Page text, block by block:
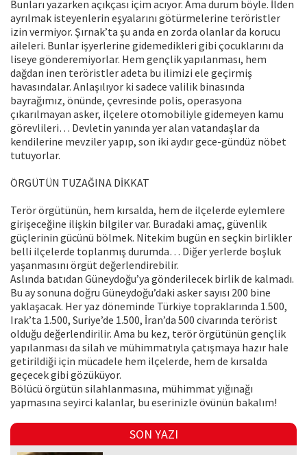
Bunları yazarken açıkçası içim acıyor. Ama durum böyle. İlden
ayrılmak isteyenlerin eşyalarını götürmelerine teröristler
izin vermiyor. Şırnak’ta şu anda en zorda olanlar da korucu
aileleri. Bunlar işyerlerine gidemedikleri gibi çocuklarını da
liseye gönderemiyorlar. Hem gençlik yapılanması, hem
dağdan inen teröristler adeta bu ilimizi ele geçirmiş
havasındalar. Anlaşılıyor ki sadece valilik binasında
bayrağımız, önünde, çevresinde polis, operasyona
çıkarılmayan asker, ilçelere otomobiliyle gidemeyen kamu
görevlileri… Devletin yanında yer alan vatandaşlar da
kendilerine mevziler yapıp, son iki aydır gece-gündüz nöbet
tutuyorlar.
ÖRGÜTÜN TUZAĞINA DİKKAT
Terör örgütünün, hem kırsalda, hem de ilçelerde eylemlere
girişeceğine ilişkin bilgiler var. Buradaki amaç, güvenlik
güçlerinin gücünü bölmek. Nitekim bugün en seçkin birlikler
belli ilçelerde toplanmış durumda… Diğer yerlerde boşluk
yaşanmasını örgüt değerlendirebilir.
Aslında batıdan Güneydoğu’ya gönderilecek birlik de kalmadı.
Bu ay sonuna doğru Güneydoğu’daki asker sayısı 200 bine
yaklaşacak. Her yaz döneminde Türkiye topraklarında 1.500,
Irak’ta 1.500, Suriye’de 1.500, İran’da 500 civarında terörist
olduğu değerlendirilir. Ama bu kez, terör örgütünün gençlik
yapılanması da silah ve mühimmatıyla çatışmaya hazır hale
getirildiği için mücadele hem ilçelerde, hem de kırsalda
geçecek gibi gözüküyor.
Bölücü örgütün silahlanmasına, mühimmat yığınağı
yapmasına seyirci kalanlar, bu eserinizle övünün bakalım!
SON YAZI